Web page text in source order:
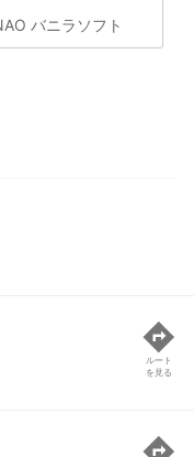
バニラソフト
ルート
を見る